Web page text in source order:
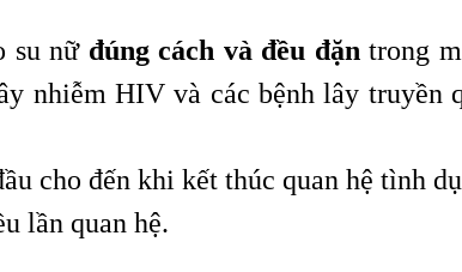
su nữ đúng cách và đều đặn trong
nhiễm HIV và các bệnh lây truyền
cho đến khi kết thúc quan hệ tình
lần quan hệ.